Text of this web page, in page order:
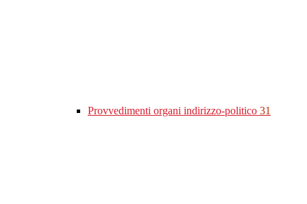
Provvedimenti organi indirizzo-politico 31